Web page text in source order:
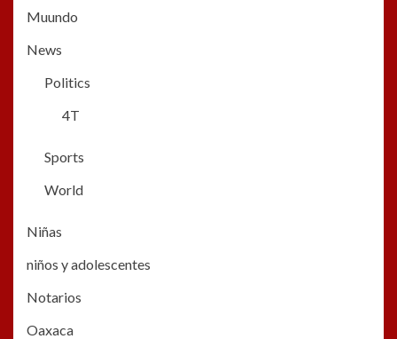
Muundo
News
Politics
4T
Sports
World
Niñas
niños y adolescentes
Notarios
Oaxaca